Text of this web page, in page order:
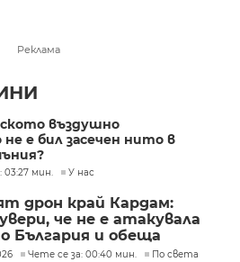
Реклама
въздушно
е бил засечен нито в
03:27 мин. У нас
дрон край Кардам:
че не е атакувала
България и обеща
Чете се за: 00:40 мин. По света